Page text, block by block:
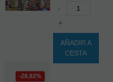
28,92%
-
+
AÑADIR A
CESTA